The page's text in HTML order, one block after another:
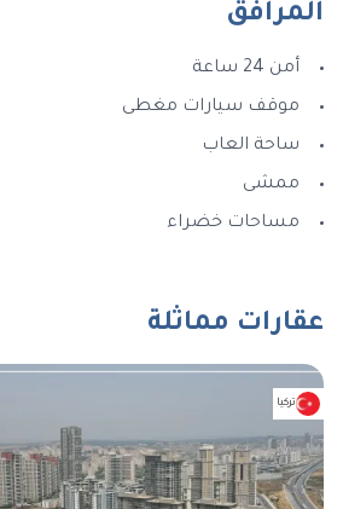
المرافق
أمن 24 ساعة
موقف سيارات مغطى
ساحة العاب
ممشى
مساحات خضراء
عقارات مماثلة
تركيا